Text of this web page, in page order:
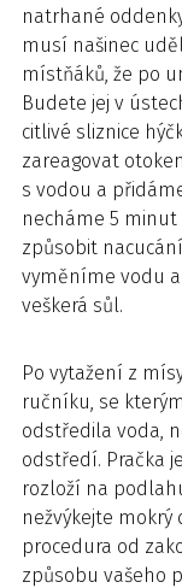
natrhané
musí našinec
místňáků, že po
Budete jej v
citlivé sliznice
zareagovat
s vodou a
necháme 5
způsobit
vyměníme vodu
veškerá sůl.
Po vytažení z
ručníku, se
odstředila voda,
odstředí. Pračka
rozloží na
nežvýkejte mokrý
procedura od
způsobu vašeho